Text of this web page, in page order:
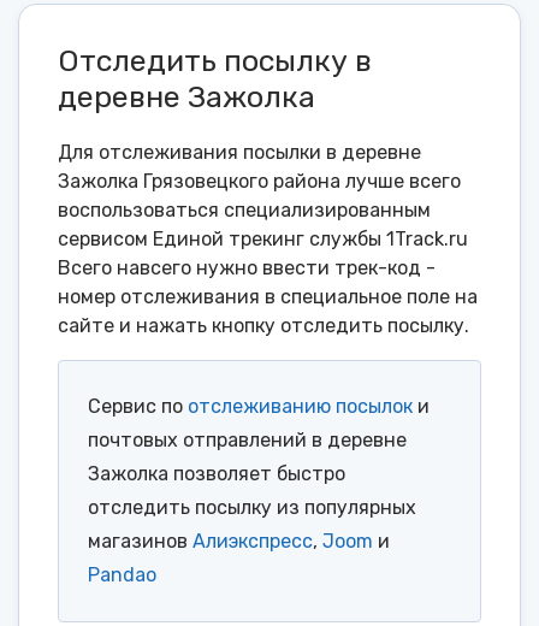
Отследить посылку в
деревне Зажолка
Для отслеживания посылки в деревне
Зажолка Грязовецкого района лучше всего
воспользоваться специализированным
сервисом Единой трекинг службы 1Track.ru
Всего навсего нужно ввести трек-код -
номер отслеживания в специальное поле на
сайте и нажать кнопку отследить посылку.
Сервис по отслеживанию посылок и
почтовых отправлений в деревне
Зажолка позволяет быстро
отследить посылку из популярных
магазинов Алиэкспресс, Joom и
Pandao